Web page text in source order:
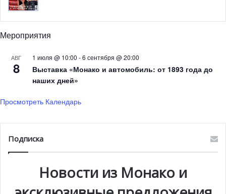
организовал две сессии, предназначенные для 40 детей
в возрасте от 4 до 16 лет, которые прошли 13 июля
2016 года на греческом острове Санторини. Подобные
время и в других городах Греции. Планируется, что эта
тренировочная программа, направленная на
предупреждение случаев утопления, коснется более 3
000 детей на протяжении 2016 года.
Мероприятия
АВГ
8
1 июля @ 10:00 -6 сентября @ 20:00
Выставка «Монако и автомобиль: от 1893 года до
наших дней»
Просмотреть Календарь
Подписка
Новости из Монако и